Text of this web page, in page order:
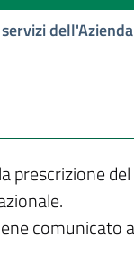
prescrizione
comunicato